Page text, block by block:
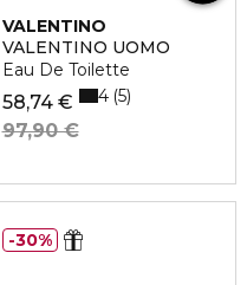
VALENTINO
VALENTINO UOMO
Eau De Toilette
58,74 €
97,90 €
4 5
30%